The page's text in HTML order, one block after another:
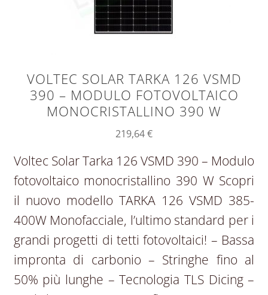
VOLTEC SOLAR TARKA 126 VSMD
390 – MODULO FOTOVOLTAICO
MONOCRISTALLINO 390 W
219,64€
Voltec Solar Tarka 126 VSMD 390 – Modulo
fotovoltaico monocristallino 390 W Scopri
il nuovo modello TARKA 126 VSMD 385-
400W Monofacciale, l’ultimo standard per i
grandi progetti di tetti fotovoltaici! – Bassa
impronta di carbonio – Stringhe fino al
50% più lunghe – Tecnologia TLS Dicing –